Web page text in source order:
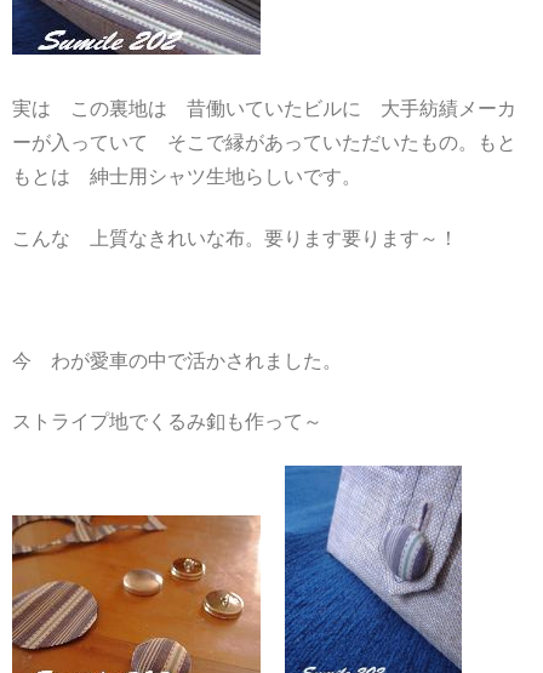
実は この裏地は 昔働いていたビルに 大手紡績メーカ
ーが入っていて そこで縁があっていただいたもの。もと
もとは 紳士用シャツ生地らしいです。
こんな 上質なきれいな布。要ります要ります～！
今 わが愛車の中で活かされました。
ストライプ地でくるみ釦も作って～